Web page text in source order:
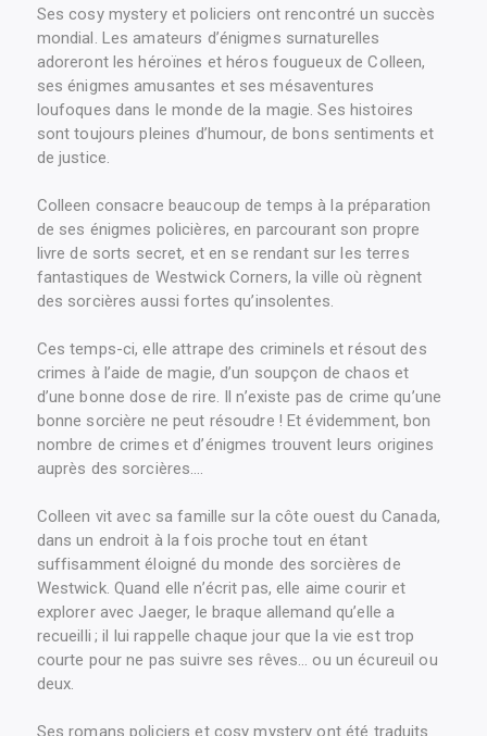
Ses cosy mystery et policiers ont rencontré un succès
mondial. Les amateurs d’énigmes surnaturelles
adoreront les héroïnes et héros fougueux de Colleen,
ses énigmes amusantes et ses mésaventures
loufoques dans le monde de la magie. Ses histoires
sont toujours pleines d’humour, de bons sentiments et
de justice.
Colleen consacre beaucoup de temps à la préparation
de ses énigmes policières, en parcourant son propre
livre de sorts secret, et en se rendant sur les terres
fantastiques de Westwick Corners, la ville où règnent
des sorcières aussi fortes qu’insolentes.
Ces temps-ci, elle attrape des criminels et résout des
crimes à l’aide de magie, d’un soupçon de chaos et
d’une bonne dose de rire. Il n’existe pas de crime qu’une
bonne sorcière ne peut résoudre ! Et évidemment, bon
nombre de crimes et d’énigmes trouvent leurs origines
auprès des sorcières….
Colleen vit avec sa famille sur la côte ouest du Canada,
dans un endroit à la fois proche tout en étant
suffisamment éloigné du monde des sorcières de
Westwick. Quand elle n’écrit pas, elle aime courir et
explorer avec Jaeger, le braque allemand qu’elle a
recueilli ; il lui rappelle chaque jour que la vie est trop
courte pour ne pas suivre ses rêves… ou un écureuil ou
deux.